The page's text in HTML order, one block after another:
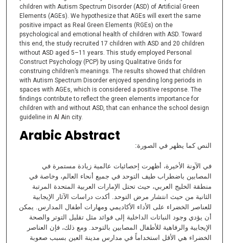
children with Autism Spectrum Disorder (ASD) of Artificial Green
Elements (AGEs). We hypothesize that AGEs will exert the same
positive impact as Real Green Elements (RGEs) on the
psychological and emotional health of children with ASD. Toward
this end, the study recruited 17 children with ASD and 20 children
without ASD aged 5–11 years. This study employed Personal
Construct Psychology (PCP) by using Qualitative Grids for
construing children’s meanings. The results showed that children
with Autism Spectrum Disorder enjoyed spending long periods in
spaces with AGEs, which is considered a positive response. The
findings contribute to reflect the green elements importance for
children with and without ASD, that can enhance the school design
guideline in Al Ain city.
Arabic Abstract
النص كما يظهر في الصورة:
في الآونة الأخيرة، أظهرت إحصائيات عالمية زيادة مستمرة في
المصابين باضطراب طيف التوحد في جميع أنحاء العالم، وخاصة في
منطقة الخليج العربي، حيث تحتل الإمارات العربية المتحدة المرتبة
الثانية من حيث انتشار مرض التوحد. أكدت دراسات الآثار الإيجابية
للعناصر الخضراء على الأداء الأكاديمي ومهارات أطفال المدارس. يمكن
أن يؤدي وجود النباتات الداخلية إلى فوائد مثل تقليل التوتر والصحة
الإيجابية والرفاهية للأطفال المصابين بالتوحد. ومع ذلك، فإن العناصر
الخضراء هي الأقل استخداماً في مدارس مدينة العين بسبب صعوبة